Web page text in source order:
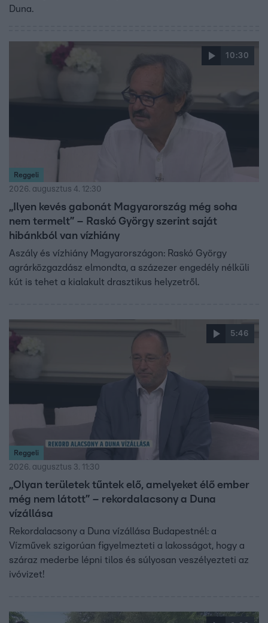
Duna.
10:30
Reggeli
2026. augusztus 4. 12:30
„Ilyen kevés gabonát Magyarország még soha
nem termelt” – Raskó György szerint saját
hibánkból van vízhiány
Aszály és vízhiány Magyarországon: Raskó György
agrárközgazdász elmondta, a százezer engedély nélküli
kút is tehet a kialakult drasztikus helyzetről.
5:46
Reggeli
2026. augusztus 3. 11:30
„Olyan területek tűntek elő, amelyeket élő ember
még nem látott” – rekordalacsony a Duna
vízállása
Rekordalacsony a Duna vízállása Budapestnél: a
Vízművek szigorúan figyelmezteti a lakosságot, hogy a
száraz mederbe lépni tilos és súlyosan veszélyezteti az
ivóvizet!